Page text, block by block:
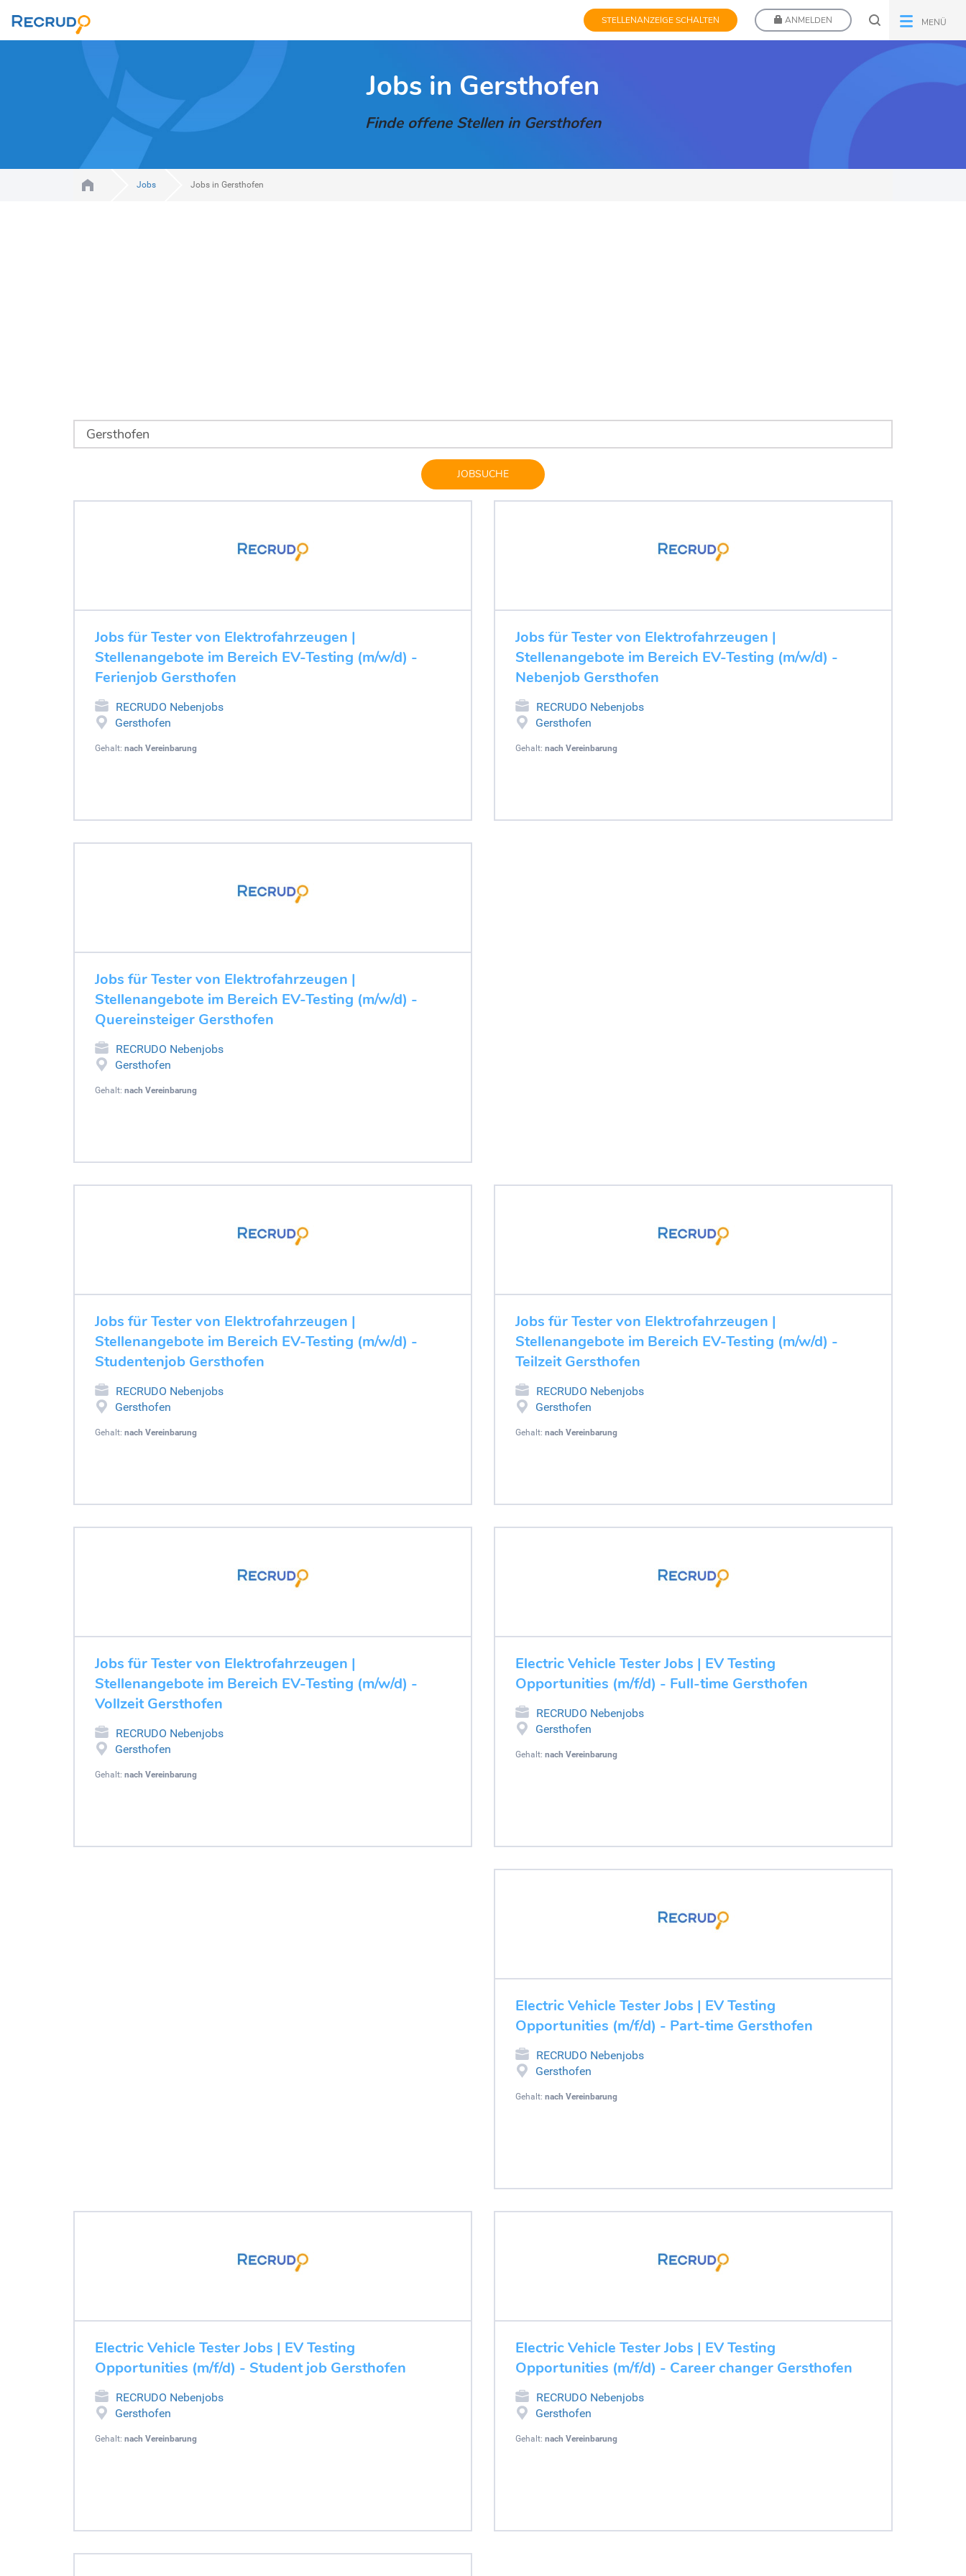
STELLENANZEIGE SCHALTEN ANMELDEN MENÜ
Jobs in Gersthofen
Finde offene Stellen in Gersthofen
Jobs Jobs in Gersthofen
JOBSUCHE
Jobs für Tester von Elektrofahrzeugen |
Stellenangebote im Bereich EV-Testing (m/w/d) -
Ferienjob Gersthofen
RECRUDO Nebenjobs
Gersthofen
Gehalt: nach Vereinbarung
Jobs für Tester von Elektrofahrzeugen |
Stellenangebote im Bereich EV-Testing (m/w/d) -
Nebenjob Gersthofen
RECRUDO Nebenjobs
Gersthofen
Gehalt: nach Vereinbarung
Jobs für Tester von Elektrofahrzeugen |
Stellenangebote im Bereich EV-Testing (m/w/d) -
Quereinsteiger Gersthofen
RECRUDO Nebenjobs
Gersthofen
Gehalt: nach Vereinbarung
Jobs für Tester von Elektrofahrzeugen |
Stellenangebote im Bereich EV-Testing (m/w/d) -
Studentenjob Gersthofen
RECRUDO Nebenjobs
Gersthofen
Gehalt: nach Vereinbarung
Jobs für Tester von Elektrofahrzeugen |
Stellenangebote im Bereich EV-Testing (m/w/d) -
Teilzeit Gersthofen
RECRUDO Nebenjobs
Gersthofen
Gehalt: nach Vereinbarung
Jobs für Tester von Elektrofahrzeugen |
Stellenangebote im Bereich EV-Testing (m/w/d) -
Vollzeit Gersthofen
RECRUDO Nebenjobs
Gersthofen
Gehalt: nach Vereinbarung
Electric Vehicle Tester Jobs | EV Testing
Opportunities (m/f/d) - Full-time Gersthofen
RECRUDO Nebenjobs
Gersthofen
Gehalt: nach Vereinbarung
Electric Vehicle Tester Jobs | EV Testing
Opportunities (m/f/d) - Part-time Gersthofen
RECRUDO Nebenjobs
Gersthofen
Gehalt: nach Vereinbarung
Electric Vehicle Tester Jobs | EV Testing
Opportunities (m/f/d) - Student job Gersthofen
RECRUDO Nebenjobs
Gersthofen
Gehalt: nach Vereinbarung
Electric Vehicle Tester Jobs | EV Testing
Opportunities (m/f/d) - Career changer Gersthofen
RECRUDO Nebenjobs
Gersthofen
Gehalt: nach Vereinbarung